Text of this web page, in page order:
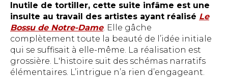
Inutile de tortiller, cette suite infâme est une
insulte au travail des artistes ayant réalisé Le
Bossu de Notre-Dame. Elle gâche
complètement toute la beauté de l’idée initiale
qui se suffisait à elle-même. La réalisation est
grossière. L'histoire suit des schémas narratifs
élémentaires. L’intrigue n’a rien d’engageant.